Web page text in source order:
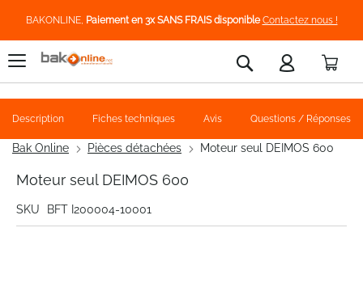
BAKONLINE, Paiement en 3x SANS FRAIS disponible Contactez nous !
Rechercher
Bak Online Pièces détachées Moteur seul DEIMOS 600
Moteur seul DEIMOS 600
SKU
BFT I200004-10001
Description Fiches techniques Avis Questions / Réponses